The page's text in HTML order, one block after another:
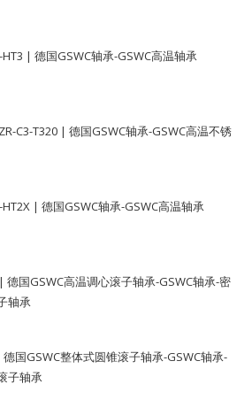
HT3 | 德国GSWC轴承-GSWC高温轴承
C3-T320 | 德国GSWC轴承-GSWC高温不锈
HT2X | 德国GSWC轴承-GSWC高温轴承
德国GSWC高温调心滚子轴承-GSWC轴承-密
轴承
德国GSWC整体式圆锥滚子轴承-GSWC轴承-
子轴承